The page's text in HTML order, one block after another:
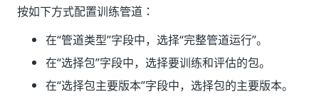
按如下方式配置训练管道：
在“管道类型”字段中，选择“完整管道运行”。
在“选择包”字段中，选择要训练和评估的包。
在“选择包主要版本”字段中，选择包的主要版本。